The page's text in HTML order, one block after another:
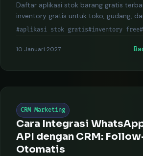
Daftar aplikasi stok barang gratis
inventory gratis untuk toko, gudang,
#aplikasi stok gratis#inventory free
10 Januari 2027
CRM Marketing
Cara Integrasi
API dengan CRM:
Otomatis